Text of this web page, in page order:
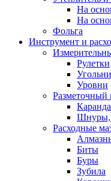
На
На
Фольга
Инструмент и
Рулетки
Уровни
Разметочный
Шнуры,
Расходные
Биты
Буры
Зубила